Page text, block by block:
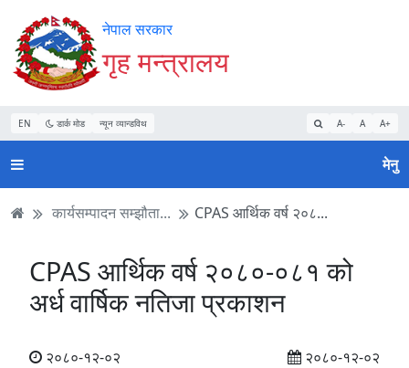
Accessibility
Mode
सुरु
गर्नुहोस्
सामाग्री
पढ्नुहाेस्
नेभिगेसन
पढ्नुहाेस्
वेबसाइट
खोजमा
जानुहोस्
नेपाल सरकार
गृह मन्त्रालय
EN डार्क मोड न्यून व्यान्डविथ A- A A+
मेनु
कार्यसम्पादन सम्झौता... CPAS आर्थिक वर्ष २०८...
CPAS आर्थिक वर्ष २०८०-०८१ को
अर्ध वार्षिक नतिजा प्रकाशन
२०८०-१२-०२ २०८०-१२-०२